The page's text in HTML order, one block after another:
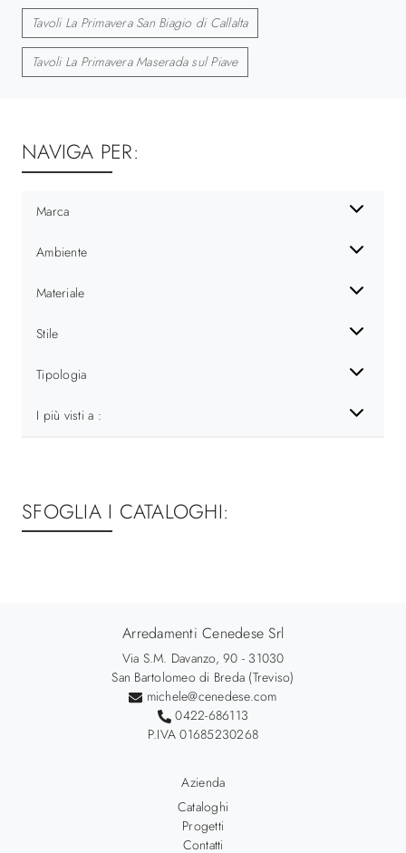
Tavoli La Primavera San Biagio di Callalta
Tavoli La Primavera Maserada sul Piave
NAVIGA PER:
Marca
Ambiente
Materiale
Stile
Tipologia
I più visti a :
SFOGLIA I CATALOGHI:
Arredamenti Cenedese Srl
Via S.M. Davanzo, 90 - 31030
San Bartolomeo di Breda (Treviso)
michele@cenedese.com
0422-686113
P.IVA 01685230268
Azienda
Cataloghi
Progetti
Contatti